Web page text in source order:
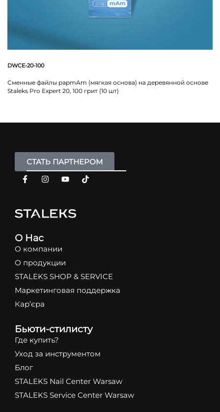
DWCE-20-100
Сменные файлы papmAm (мягкая основа) на деревянной основе
Staleks Pro Expert 20, 100 грит (10 шт)
СТАТЬ ПАРТНЕРОМ
О Нас
О компании
О продукции
STALEKS SHOP & SERVICE
Маркетинговая поддержка
Кар’єра
Бьюти-стилисту
Где купить?
Уход за инструментом
Блог
STALEKS Nail Center Warsaw
STALEKS Service Center Warsaw